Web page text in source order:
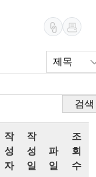
검색
작
성
자
작
성
일
파
일
조
회
수